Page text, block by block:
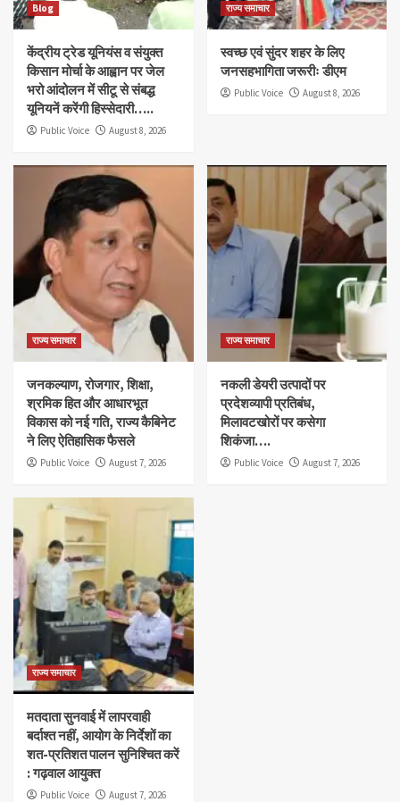
Blog
केंद्रीय ट्रेड यूनियंस व संयुक्त
किसान मोर्चा के आह्वान पर जेल
भरो आंदोलन में सीटू से संबद्ध
यूनियनें करेंगी हिस्सेदारी…..
Public Voice August 8, 2026
राज्य समाचार
स्वच्छ एवं सुंदर शहर के लिए
जनसहभागिता जरूरीः डीएम
Public Voice August 8, 2026
राज्य समाचार
जनकल्याण, रोजगार, शिक्षा,
श्रमिक हित और आधारभूत
विकास को नई गति, राज्य कैबिनेट
ने लिए ऐतिहासिक फैसले
Public Voice August 7, 2026
राज्य समाचार
नकली डेयरी उत्पादों पर
प्रदेशव्यापी प्रतिबंध,
मिलावटखोरों पर कसेगा
शिकंजा….
Public Voice August 7, 2026
राज्य समाचार
मतदाता सुनवाई में लापरवाही
बर्दाश्त नहीं, आयोग के निर्देशों का
शत-प्रतिशत पालन सुनिश्चित करें
: गढ़वाल आयुक्त
Public Voice August 7, 2026